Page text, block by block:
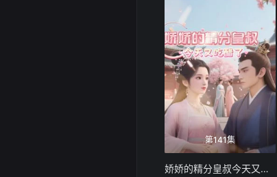
第141集
娇娇的精分皇叔今天又吃醋了